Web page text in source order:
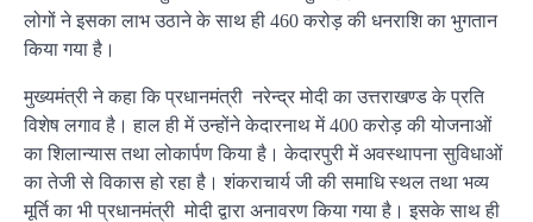
लोगों ने इसका लाभ उठाने के साथ ही 460 करोड़ की धनराशि का भुगतान
किया गया है।
मुख्यमंत्री ने कहा कि प्रधानमंत्री नरेन्द्र मोदी का उत्तराखण्ड के प्रति
विशेष लगाव है। हाल ही में उन्होंने केदारनाथ में 400 करोड़ की योजनाओं
का शिलान्यास तथा लोकार्पण किया है। केदारपुरी में अवस्थापना सुविधाओं
का तेजी से विकास हो रहा है। शंकराचार्य जी की समाधि स्थल तथा भव्य
मूर्ति का भी प्रधानमंत्री मोदी द्वारा अनावरण किया गया है। इसके साथ ही